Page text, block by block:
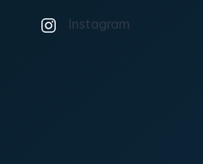
Instagram